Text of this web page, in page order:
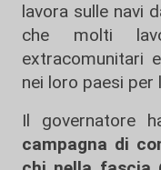
lavora sulle navi
che molti
extracomunitari
nei loro paesi per
Il governatore
campagna di